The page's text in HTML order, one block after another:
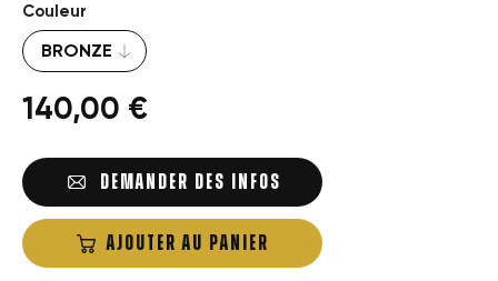
Couleur
140,00 €
DEMANDER DES INFOS
AJOUTER AU PANIER